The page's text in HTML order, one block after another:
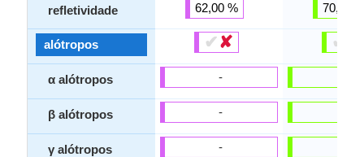
refletividade
alótropos
α alótropos
β alótropos
γ alótropos
62,00 %
✔✘
-
-
-
70,00
✔